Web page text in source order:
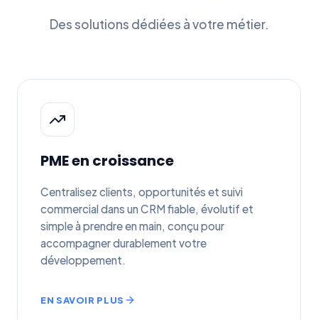
Des solutions dédiées à votre métier.
PME en croissance
Centralisez clients, opportunités et suivi
commercial dans un CRM fiable, évolutif et
simple à prendre en main, conçu pour
accompagner durablement votre
développement.
EN SAVOIR PLUS